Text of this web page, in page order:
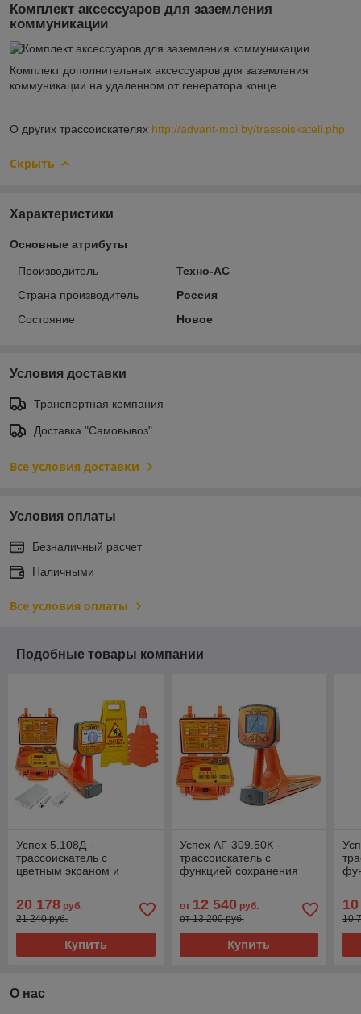
Комплект аксессуаров для заземления
коммуникации
Комплект дополнительных аксессуаров для заземления
коммуникации на удаленном от генератора конце.
О других трассоискателях http://advant-mpi.by/trassoiskateli.php
Скрыть
Характеристики
Основные атрибуты
Производитель
Техно-АС
Страна производитель
Россия
Состояние
Новое
Условия доставки
Транспортная компания
Доставка "Самовывоз"
Все условия доставки
Условия оплаты
Безналичный расчет
Наличными
Все условия оплаты
Подобные товары компании
Успех 5.108Д -
трассоискатель с
цветным экраном и
20 178 руб.
21 240 руб.
Купить
Успех АГ-309.50К -
трассоискатель с
функцией сохранения
от 12 540 руб.
от 13 200 руб.
Купить
10
О нас